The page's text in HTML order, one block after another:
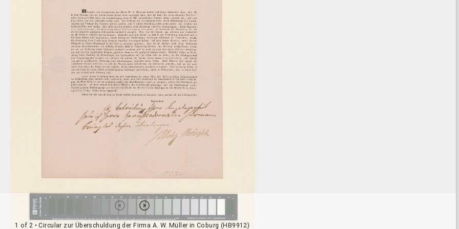
1 of 2 • Circular zur Überschuldung der Firma A. W. Müller in Coburg (HB9912)